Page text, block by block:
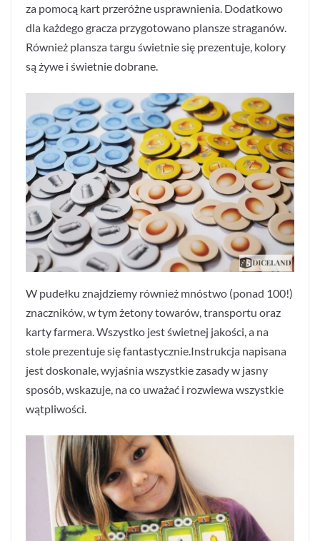
za pomocą kart przeróżne usprawnienia. Dodatkowo
dla każdego gracza przygotowano plansze straganów.
Również plansza targu świetnie się prezentuje, kolory
są żywe i świetnie dobrane.
W pudełku znajdziemy również mnóstwo (ponad 100!)
znaczników, w tym żetony towarów, transportu oraz
karty farmera. Wszystko jest świetnej jakości, a na
stole prezentuje się fantastycznie.Instrukcja napisana
jest doskonale, wyjaśnia wszystkie zasady w jasny
sposób, wskazuje, na co uważać i rozwiewa wszystkie
wątpliwości.